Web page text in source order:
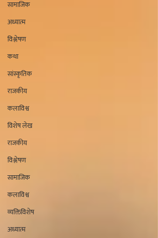
सामाजिक
अध्यात्म
विश्लेषण
कथा
सांस्कृतिक
राजकीय
कलाविश्व
विशेष लेख
राजकीय
विश्लेषण
सामाजिक
कलाविश्व
व्यक्तिविशेष
अध्यात्म